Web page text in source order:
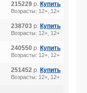
215229 р. Купить
Возрасты: 12+, 12+
238703 р. Купить
Возрасты: 12+, 12+
240550 р. Купить
Возрасты: 12+, 12+
251452 р. Купить
Возрасты: 12+, 12+